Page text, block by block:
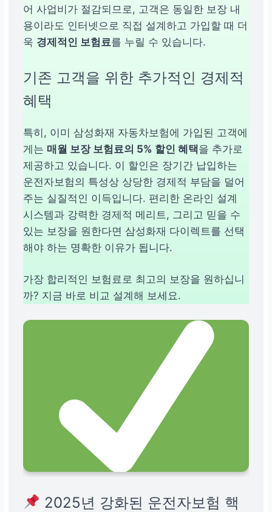
어 사업비가 절감되므로, 고객은 동일한 보장 내
용이라도 인터넷으로 직접 설계하고 가입할 때 더
욱 경제적인 보험료를 누릴 수 있습니다.
기존 고객을 위한 추가적인 경제적
혜택
특히, 이미 삼성화재 자동차보험에 가입된 고객에
게는 매월 보장 보험료의 5% 할인 혜택을 추가로
제공하고 있습니다. 이 할인은 장기간 납입하는
운전자보험의 특성상 상당한 경제적 부담을 덜어
주는 실질적인 이득입니다. 편리한 온라인 설계
시스템과 강력한 경제적 메리트, 그리고 믿을 수
있는 보장을 원한다면 삼성화재 다이렉트를 선택
해야 하는 명확한 이유가 됩니다.
가장 합리적인 보험료로 최고의 보장을 원하십니
까? 지금 바로 비교 설계해 보세요.
2025년 강화된 운전자보험 핵